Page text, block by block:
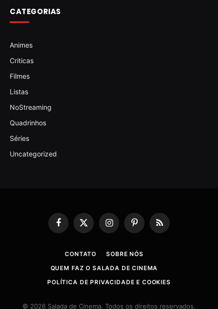
CATEGORIAS
Animes
Criticas
Filmes
Listas
NoStreaming
Quadrinhos
Séries
Uncategorized
Facebook
X
(Twitter)
InstagramPinterestRSS
CONTATO
SOBRE NÓS
QUEM FAZ O SALADA DE CINEMA
POLÍTICA DE PRIVACIDADE E COOKIES
© 2026 Salada de Cinema. Todos os direitos reservados.